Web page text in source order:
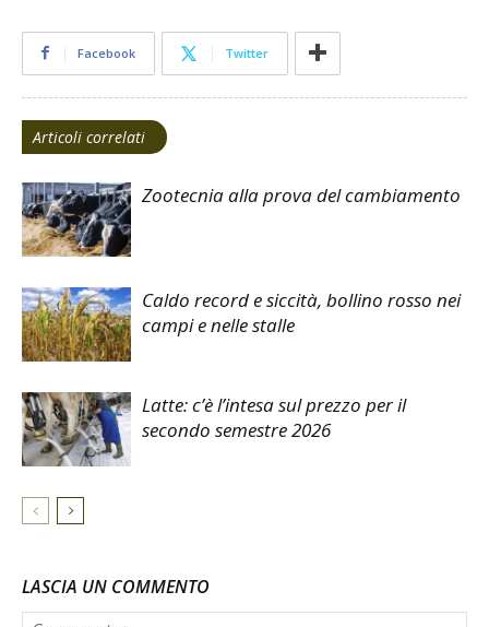
Facebook Twitter
Articoli correlati
Zootecnia alla prova del cambiamento
Caldo record e siccità, bollino rosso nei
campi e nelle stalle
Latte: c’è l’intesa sul prezzo per il
secondo semestre 2026
LASCIA UN COMMENTO